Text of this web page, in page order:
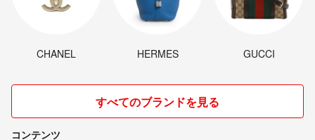
CHANEL HERMES GUCCI
すべてのブランドを見る
コンテンツ